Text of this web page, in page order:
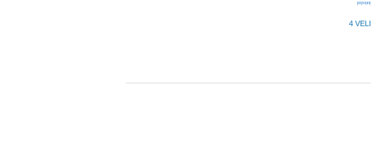
4 VELI